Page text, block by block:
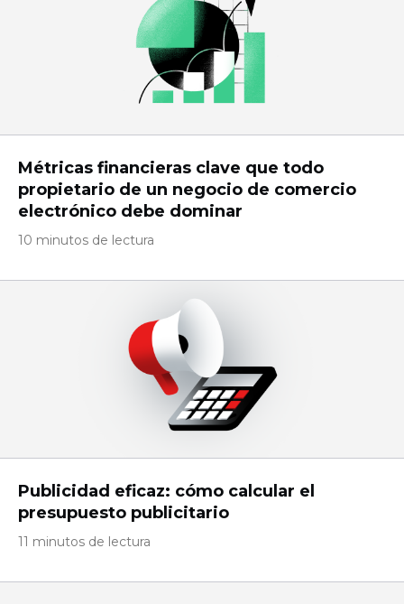
Métricas financieras clave que todo
propietario de un negocio de comercio
electrónico debe dominar
10 minutos de lectura
Publicidad eficaz: cómo calcular el
presupuesto publicitario
11 minutos de lectura